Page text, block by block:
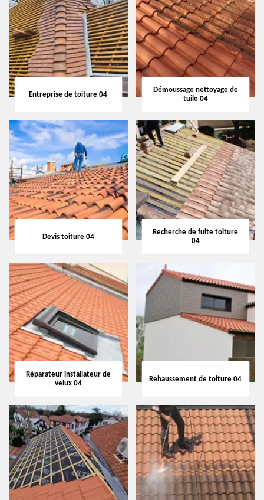
Entreprise de toiture 04
Démoussage nettoyage de
tuile 04
Devis toiture 04
Recherche de fuite toiture
04
Réparateur installateur de
velux 04
Rehaussement de toiture 04